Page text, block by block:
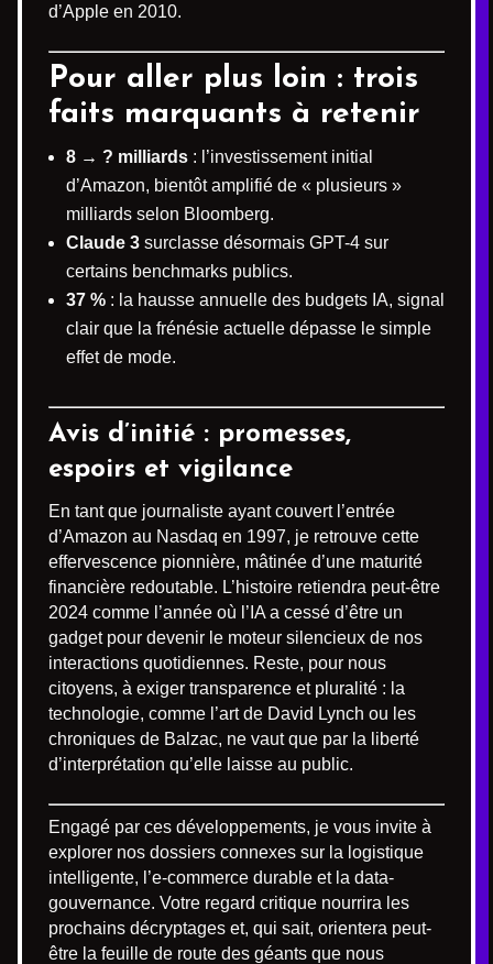
d’Apple en 2010.
Pour aller plus loin : trois
faits marquants à retenir
8 → ? milliards : l’investissement initial
d’Amazon, bientôt amplifié de « plusieurs »
milliards selon Bloomberg.
Claude 3 surclasse désormais GPT-4 sur
certains benchmarks publics.
37 % : la hausse annuelle des budgets IA, signal
clair que la frénésie actuelle dépasse le simple
effet de mode.
Avis d’initié : promesses,
espoirs et vigilance
En tant que journaliste ayant couvert l’entrée
d’Amazon au Nasdaq en 1997, je retrouve cette
effervescence pionnière, mâtinée d’une maturité
financière redoutable. L’histoire retiendra peut-être
2024 comme l’année où l’IA a cessé d’être un
gadget pour devenir le moteur silencieux de nos
interactions quotidiennes. Reste, pour nous
citoyens, à exiger transparence et pluralité : la
technologie, comme l’art de David Lynch ou les
chroniques de Balzac, ne vaut que par la liberté
d’interprétation qu’elle laisse au public.
Engagé par ces développements, je vous invite à
explorer nos dossiers connexes sur la logistique
intelligente, l’e-commerce durable et la data-
gouvernance. Votre regard critique nourrira les
prochains décryptages et, qui sait, orientera peut-
être la feuille de route des géants que nous